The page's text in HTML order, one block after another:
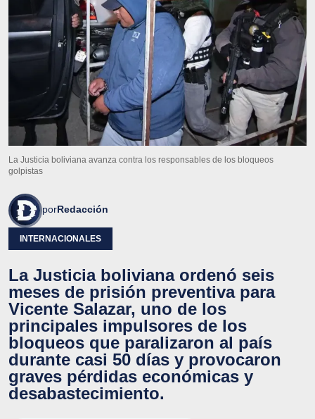
La Justicia boliviana avanza contra los responsables de los bloqueos
golpistas
porRedacción
INTERNACIONALES
La Justicia boliviana ordenó seis
meses de prisión preventiva para
Vicente Salazar, uno de los
principales impulsores de los
bloqueos que paralizaron al país
durante casi 50 días y provocaron
graves pérdidas económicas y
desabastecimiento.